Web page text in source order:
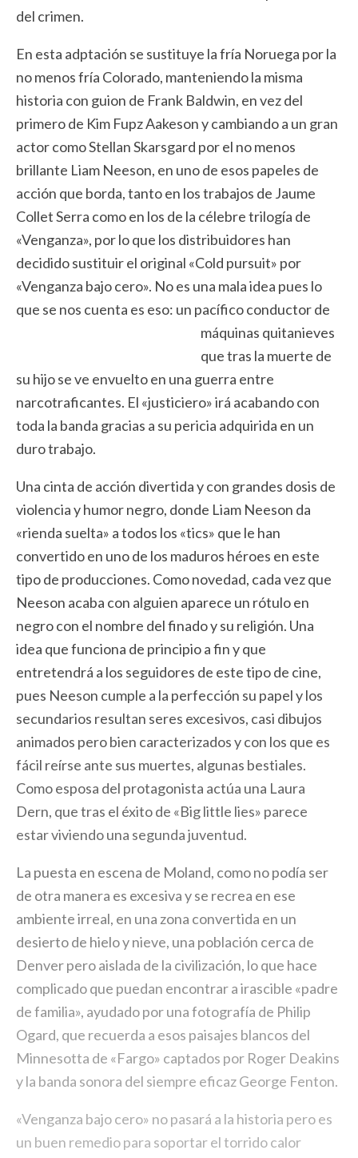
del crimen.
En esta adptación se sustituye la fría Noruega por la
no menos fría Colorado, manteniendo la misma
historia con guion de Frank Baldwin, en vez del
primero de Kim Fupz Aakeson y cambiando a un gran
actor como Stellan Skarsgard por el no menos
brillante Liam Neeson, en uno de esos papeles de
acción que borda, tanto en los trabajos de Jaume
Collet Serra como en los de la célebre trilogía de
«Venganza», por lo que los distribuidores han
decidido sustituir el original «Cold pursuit» por
«Venganza bajo cero». No es una mala idea pues lo
que se nos cuenta es eso: un pacífico conductor de
máquinas quitanieves
que tras la muerte de
su hijo se ve envuelto en una guerra entre
narcotraficantes. El «justiciero» irá acabando con
toda la banda gracias a su pericia adquirida en un
duro trabajo.
Una cinta de acción divertida y con grandes dosis de
violencia y humor negro, donde Liam Neeson da
«rienda suelta» a todos los «tics» que le han
convertido en uno de los maduros héroes en este
tipo de producciones. Como novedad, cada vez que
Neeson acaba con alguien aparece un rótulo en
negro con el nombre del finado y su religión. Una
idea que funciona de principio a fin y que
entretendrá a los seguidores de este tipo de cine,
pues Neeson cumple a la perfección su papel y los
secundarios resultan seres excesivos, casi dibujos
animados pero bien caracterizados y con los que es
fácil reírse ante sus muertes, algunas bestiales.
Como esposa del protagonista actúa una Laura
Dern, que tras el éxito de «Big little lies» parece
estar viviendo una segunda juventud.
La puesta en escena de Moland, como no podía ser
de otra manera es excesiva y se recrea en ese
ambiente irreal, en una zona convertida en un
desierto de hielo y nieve, una población cerca de
Denver pero aislada de la civilización, lo que hace
complicado que puedan encontrar a irascible «padre
de familia», ayudado por una fotografía de Philip
Ogard, que recuerda a esos paisajes blancos del
Minnesotta de «Fargo» captados por Roger Deakins
y la banda sonora del siempre eficaz George Fenton.
«Venganza bajo cero» no pasará a la historia pero es
un buen remedio para soportar el torrido calor